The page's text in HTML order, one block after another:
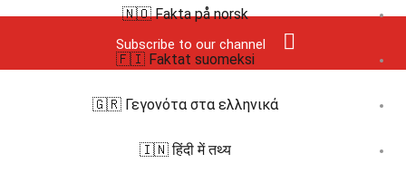
Subscribe to our channel
🇳🇴 Fakta på norsk
🇫🇮 Faktat suomeksi
🇬🇷 Γεγονότα στα ελληνικά
🇮🇳 हिंदी में तथ्य